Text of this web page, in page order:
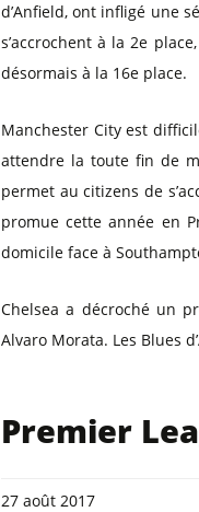
d’Anfield, ont infligé une
s’accrochent à la 2e
désormais à la 16e place.
Manchester City est
attendre la toute fin de
permet au citizens de
promue cette année en
domicile face à
Chelsea a décroché un
Alvaro Morata. Les Blues
Premier
27 août 2017